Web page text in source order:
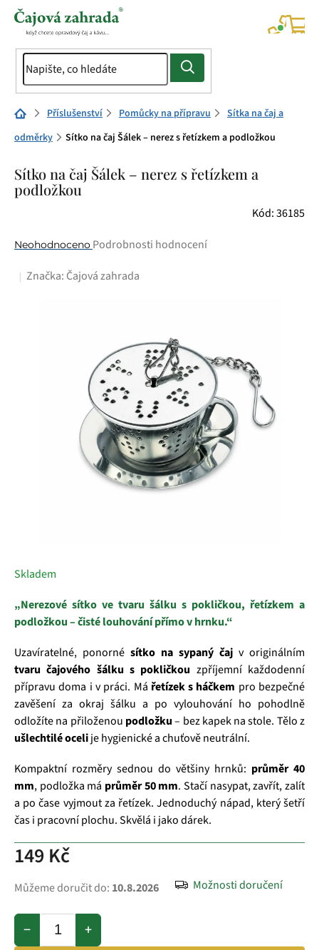
Přejít
Domů Příslušenství Pomůcky na přípravu
Sítka na čaj a
odměrky
Sítko na čaj Šálek – nerez s řetízkem a podložkou
Sítko na čaj Šálek – nerez s řetízkem a
podložkou
Kód:36185
Průměrné
produktu
Neohodnoceno Podrobnosti hodnocení
Značka: Čajová zahrada
149 Kč
Skladem
Můžeme doručit do: 10.8.2026 Možnosti doručení
+
−
„Nerezové sítko ve tvaru šálku s pokličkou, řetízkem a
podložkou – čisté louhování přímo v hrnku.“
Uzavíratelné, ponorné sítko na sypaný čaj v originálním
tvaru čajového šálku s pokličkou zpříjemní každodenní
přípravu doma i v práci. Má řetízek s háčkem pro bezpečné
zavěšení za okraj šálku a po vylouhování ho pohodlně
odložíte na přiloženou podložku– bez kapek na stole. Tělo z
ušlechtilé ocelije hygienické a chuťově neutrální.
Kompaktní rozměry sednou do většiny hrnků: průměr 40
mm, podložka má průměr 50 mm. Stačí nasypat, zavřít, zalít
a po čase vyjmout za řetízek. Jednoduchý nápad, který šetří
čas i pracovní plochu. Skvělá i jako dárek.